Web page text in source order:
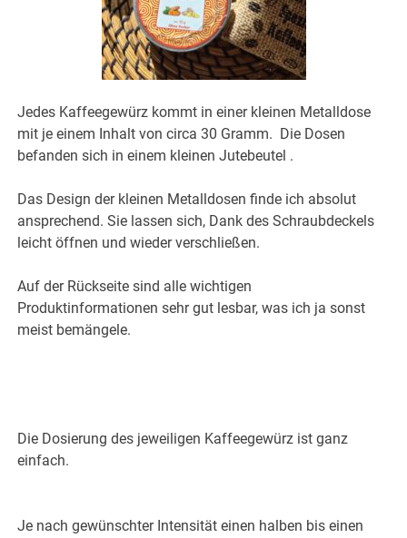
Jedes Kaffeegewürz kommt in einer kleinen Metalldose
mit je einem Inhalt von circa 30 Gramm. Die Dosen
befanden sich in einem kleinen Jutebeutel .
Das Design der kleinen Metalldosen finde ich absolut
ansprechend. Sie lassen sich, Dank des Schraubdeckels
leicht öffnen und wieder verschließen.
Auf der Rückseite sind alle wichtigen
Produktinformationen sehr gut lesbar, was ich ja sonst
meist bemängele.
Die Dosierung des jeweiligen Kaffeegewürz ist ganz
einfach.
Je nach gewünschter Intensität einen halben bis einen